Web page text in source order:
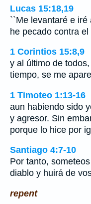
Lucas 15:18,19
``Me levantaré e
he pecado contra
1 Corintios 15:8,9
y al último de
tiempo, se me
1 Timoteo 1:13-16
aun habiendo sido
y agresor. Sin
porque lo hice por
Santiago 4:7-10
Por tanto,
diablo y huirá de
repent